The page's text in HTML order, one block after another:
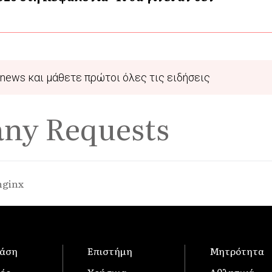
και μάθετε πρώτοι όλες τις ειδήσεις
Requests
Επιστήμη
Μητρότητα